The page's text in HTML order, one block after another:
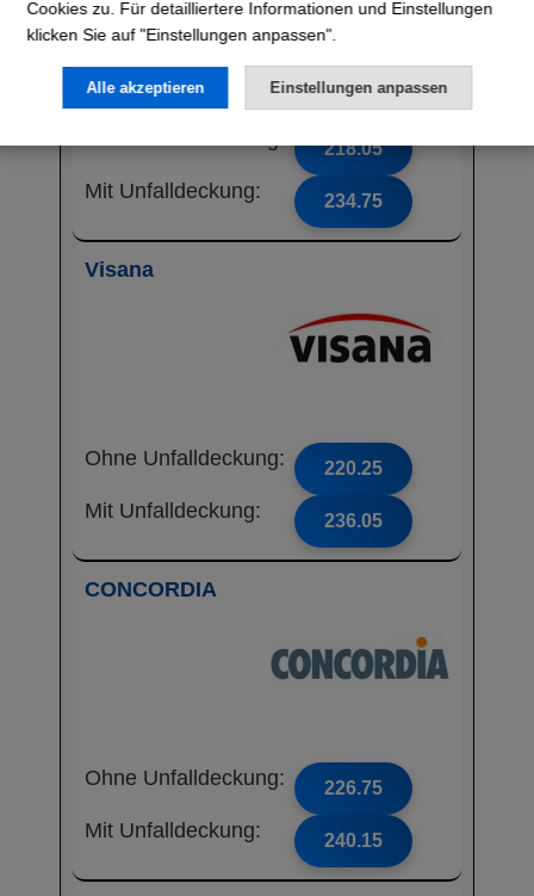
218.05
Mit Unfalldeckung: 234.75
Visana
Ohne Unfalldeckung: 220.25
Mit Unfalldeckung: 236.05
CONCORDIA
Ohne Unfalldeckung: 226.75
Mit Unfalldeckung: 240.15
Cookies zu. Für detailliertere Informationen und Einstellungen
klicken Sie auf "Einstellungen anpassen".
Alle akzeptieren Einstellungen anpassen